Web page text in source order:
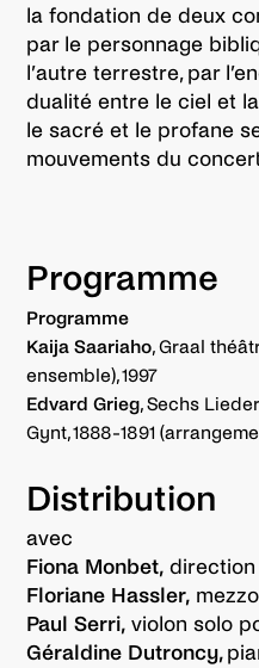
la fondation de deux
par le personnage
l’autre terrestre, par
dualité entre le ciel et
le sacré et le profane
mouvements du
Programme
Programme
Kaija Saariaho, Graal
ensemble), 1997
Edvard Grieg, Sechs
Gynt, 1888-1891
Distribution
avec
Fiona Monbet, direction
Floriane Hassler,
Paul Serri, violon solo
Géraldine Dutroncy,